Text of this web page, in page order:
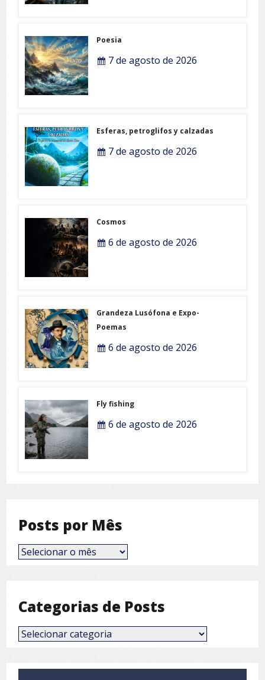
Poesia
7 de agosto de 2026
Esferas, petroglifos y calzadas
7 de agosto de 2026
Cosmos
6 de agosto de 2026
Grandeza Lusófona e Expo-
Poemas
6 de agosto de 2026
Fly fishing
6 de agosto de 2026
Posts por Mês
Posts
por
Categorias de Posts
Categorias
de